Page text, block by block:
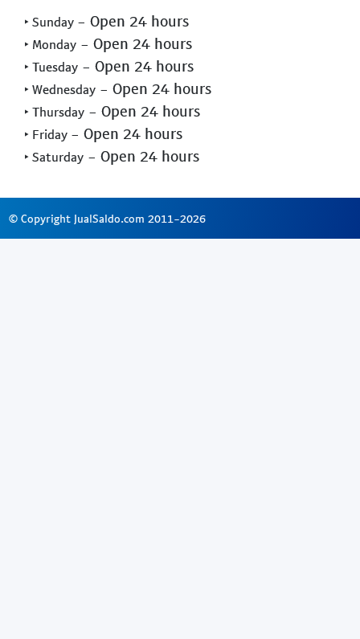
‣ Sunday - Open 24 hours
‣ Monday - Open 24 hours
‣ Tuesday - Open 24 hours
‣ Wednesday - Open 24 hours
‣ Thursday - Open 24 hours
‣ Friday - Open 24 hours
‣ Saturday - Open 24 hours
© Copyright JualSaldo.com 2011-2026